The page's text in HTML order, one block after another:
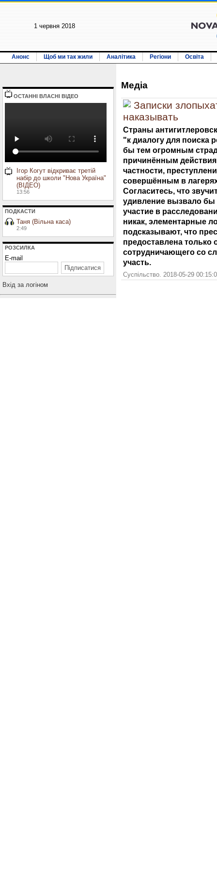
1 червня 2018
Анонс Щоб ми так жили Аналітика Регіони Освіта
ОСТАННI ВЛАСНI ВIДЕО
Ігор Когут відкриває третій
набір до школи "Нова Україна"
(ВІДЕО)
13:56
ПОДКАСТИ
Таня (Вільна каса)
2:49
РОЗСИЛКА
E-mail
Вхiд за логiном
Медiа
Записки
наказывать
Страны
"к диалогу для поиска
бы тем огромным
причинённым
частности,
совершённым в
Согласитесь, что
удивление вызвало бы
участие в
никак, элементарные
подсказывают, что
предоставлена только
сотрудничающего со
участь.
Суспільство. 2018-05-29